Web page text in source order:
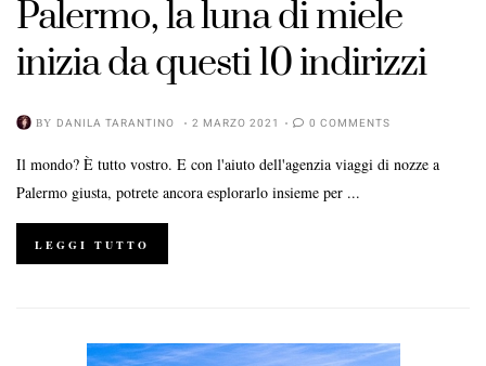
Palermo, la luna di miele
inizia da questi 10 indirizzi
BY DANILA TARANTINO 2 MARZO 2021 0 COMMENTS
Il mondo? È tutto vostro. E con l'aiuto dell'agenzia viaggi di nozze a
Palermo giusta, potrete ancora esplorarlo insieme per ...
LEGGI TUTTO